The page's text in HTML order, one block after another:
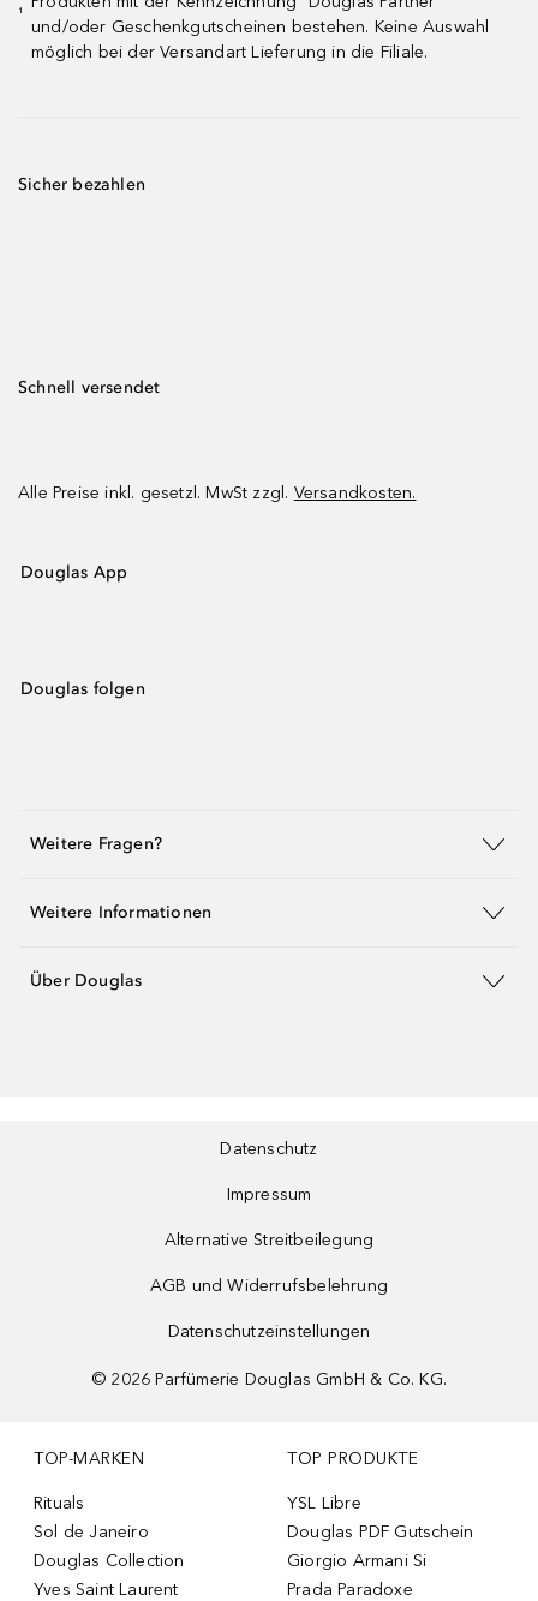
¹
und/oder Geschenkgutscheinen bestehen. Keine Auswahl
möglich bei der Versandart Lieferung in die Filiale.
Sicher bezahlen
Schnell versendet
Alle Preise inkl. gesetzl. MwSt zzgl. Versandkosten.
Douglas App
Douglas folgen
Weitere Fragen?
Weitere Informationen
Über Douglas
Datenschutz
Impressum
Alternative Streitbeilegung
AGB und Widerrufsbelehrung
Datenschutzeinstellungen
© 2026 Parfümerie Douglas GmbH & Co. KG.
TOP-MARKEN
Rituals
Sol de Janeiro
Douglas Collection
Yves Saint Laurent
TOP PRODUKTE
YSL Libre
Douglas PDF Gutschein
Giorgio Armani Si
Prada Paradoxe